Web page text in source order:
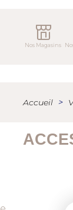
Nos Magasins
navigation
Accueil